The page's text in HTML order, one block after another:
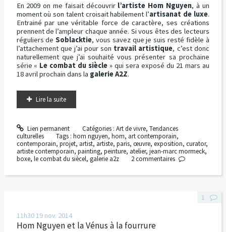
En 2009 on me faisait découvrir l’artiste Hom Nguyen, à un
moment où son talent croisait habilement l’artisanat de luxe.
Entrainé par une véritable force de caractère, ses créations
prennent de l’ampleur chaque année. Si vous êtes des lecteurs
réguliers deSoblacktie, vous savez que je suis resté fidèle à
l’attachement que j’ai pour son travail artistique, c’est donc
naturellement que j’ai souhaité vous présenter sa prochaine
série « Le combat du siècle » qui sera exposé du 21 mars au
18 avril prochain dans la galerie A2Z.
Lire la suite
Lien permanent Catégories : Art de vivre, Tendances
culturelles
Tags :hom nguyen,hom, art contemporain,
contemporain, projet, artist, artiste, paris, œuvre, exposition, curator,
artiste contemporain, painting, peinture, atelier, jean-marc mormeck,
boxe, le combat du siècel, galerie a2z 2commentaires
11h3019 nov. 2014
Hom Nguyen et la Vénus à la fourrure
1